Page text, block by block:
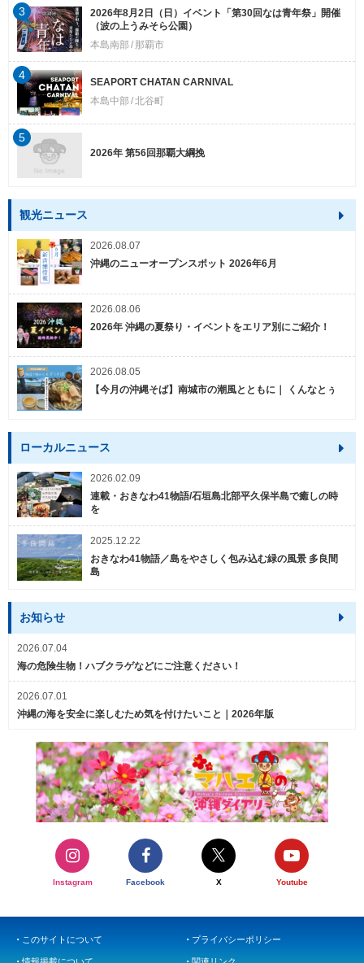
2026年8月2日（日）イベント「第30回なは青年祭」開催
（波の上うみそら公園）
本島南部
那覇市
3
SEAPORT CHATAN CARNIVAL
本島中部 北谷町
4
2026年 第56回那覇大綱挽
5
観光ニュース
2026.08.07
沖縄のニューオープンスポット 2026年6月
2026.08.06
2026年 沖縄の夏祭り・イベントをエリア別にご紹介！
2026.08.05
【今月の沖縄そば】南城市の潮風とともに｜ くんなとぅ
ローカルニュース
2026.02.09
連載・おきなわ41物語/石垣島北部平久保半島で癒しの時
を
2025.12.22
おきなわ41物語／島をやさしく包み込む緑の風景 多良間
島
お知らせ
2026.07.04
海の危険生物！ハブクラゲなどにご注意ください！
2026.07.01
沖縄の海を安全に楽しむため気を付けたいこと｜2026年版
Instagram Facebook X Youtube
このサイトについて プライバシーポリシー